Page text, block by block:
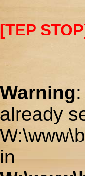
[TEP
Warning
already
in